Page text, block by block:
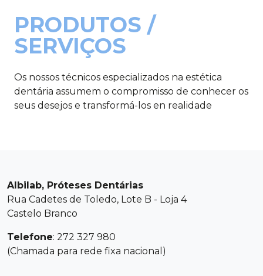
PRODUTOS /
SERVIÇOS
Os nossos técnicos especializados na estética
dentária assumem o compromisso de conhecer os
seus desejos e transformá-los en realidade
Albilab, Próteses Dentárias
Rua Cadetes de Toledo, Lote B - Loja 4
Castelo Branco
Telefone: 272 327 980
(Chamada para rede fixa nacional)